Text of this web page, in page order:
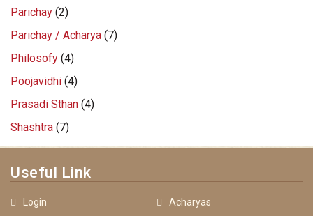
Parichay (2)
Parichay / Acharya (7)
Philosofy (4)
Poojavidhi (4)
Prasadi Sthan (4)
Shashtra (7)
Useful Link
Login
Acharyas